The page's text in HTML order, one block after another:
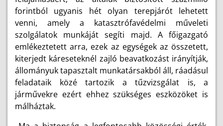
forintból ugyanis hét olyan terepjárót lehetett
venni, amely a katasztrófavédelmi műveleti
szolgálatok munkáját segíti majd. A főigazgató
emlékeztetett arra, ezek az egységek az összetett,
kiterjedt káreseteknél zajló beavatkozást irányítják,
állományuk tapasztalt munkatársakból áll, ráadásul
feladataik közé tartozik a tűzvizsgálat is, a
járművekre ezért ehhez szükséges eszközöket is
málháztak.